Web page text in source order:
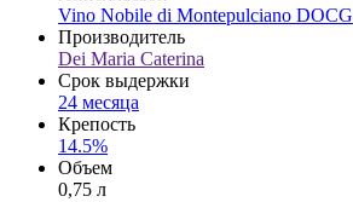
Vino Nobile di Montepulciano DOCG
Производитель
Dei Maria Caterina
Срок выдержки
24 месяца
Крепость
14.5%
Объем
0,75 л